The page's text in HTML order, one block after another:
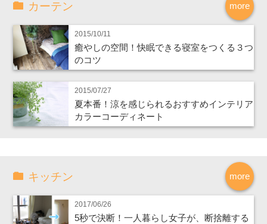
more
カーテン
2015/10/11
癒やしの空間！快眠できる寝室をつくる３つ
のコツ
2015/07/27
夏本番！涼を感じられるおすすめインテリア
カラーコーディネート
more
キッチン
2017/06/26
5秒で決断！一人暮らし女子が、断捨離する